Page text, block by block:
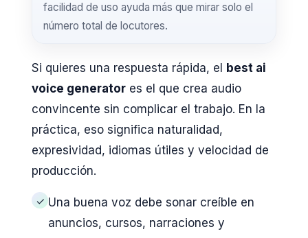
facilidad de uso ayuda más que mirar solo el
número total de locutores.
Si quieres una respuesta rápida, el
best ai
voice generator es el que crea audio
convincente sin complicar el trabajo. En la
práctica, eso significa naturalidad,
expresividad, idiomas útiles y velocidad de
producción.
✓ Una buena voz debe sonar creíble en
anuncios, cursos, narraciones y